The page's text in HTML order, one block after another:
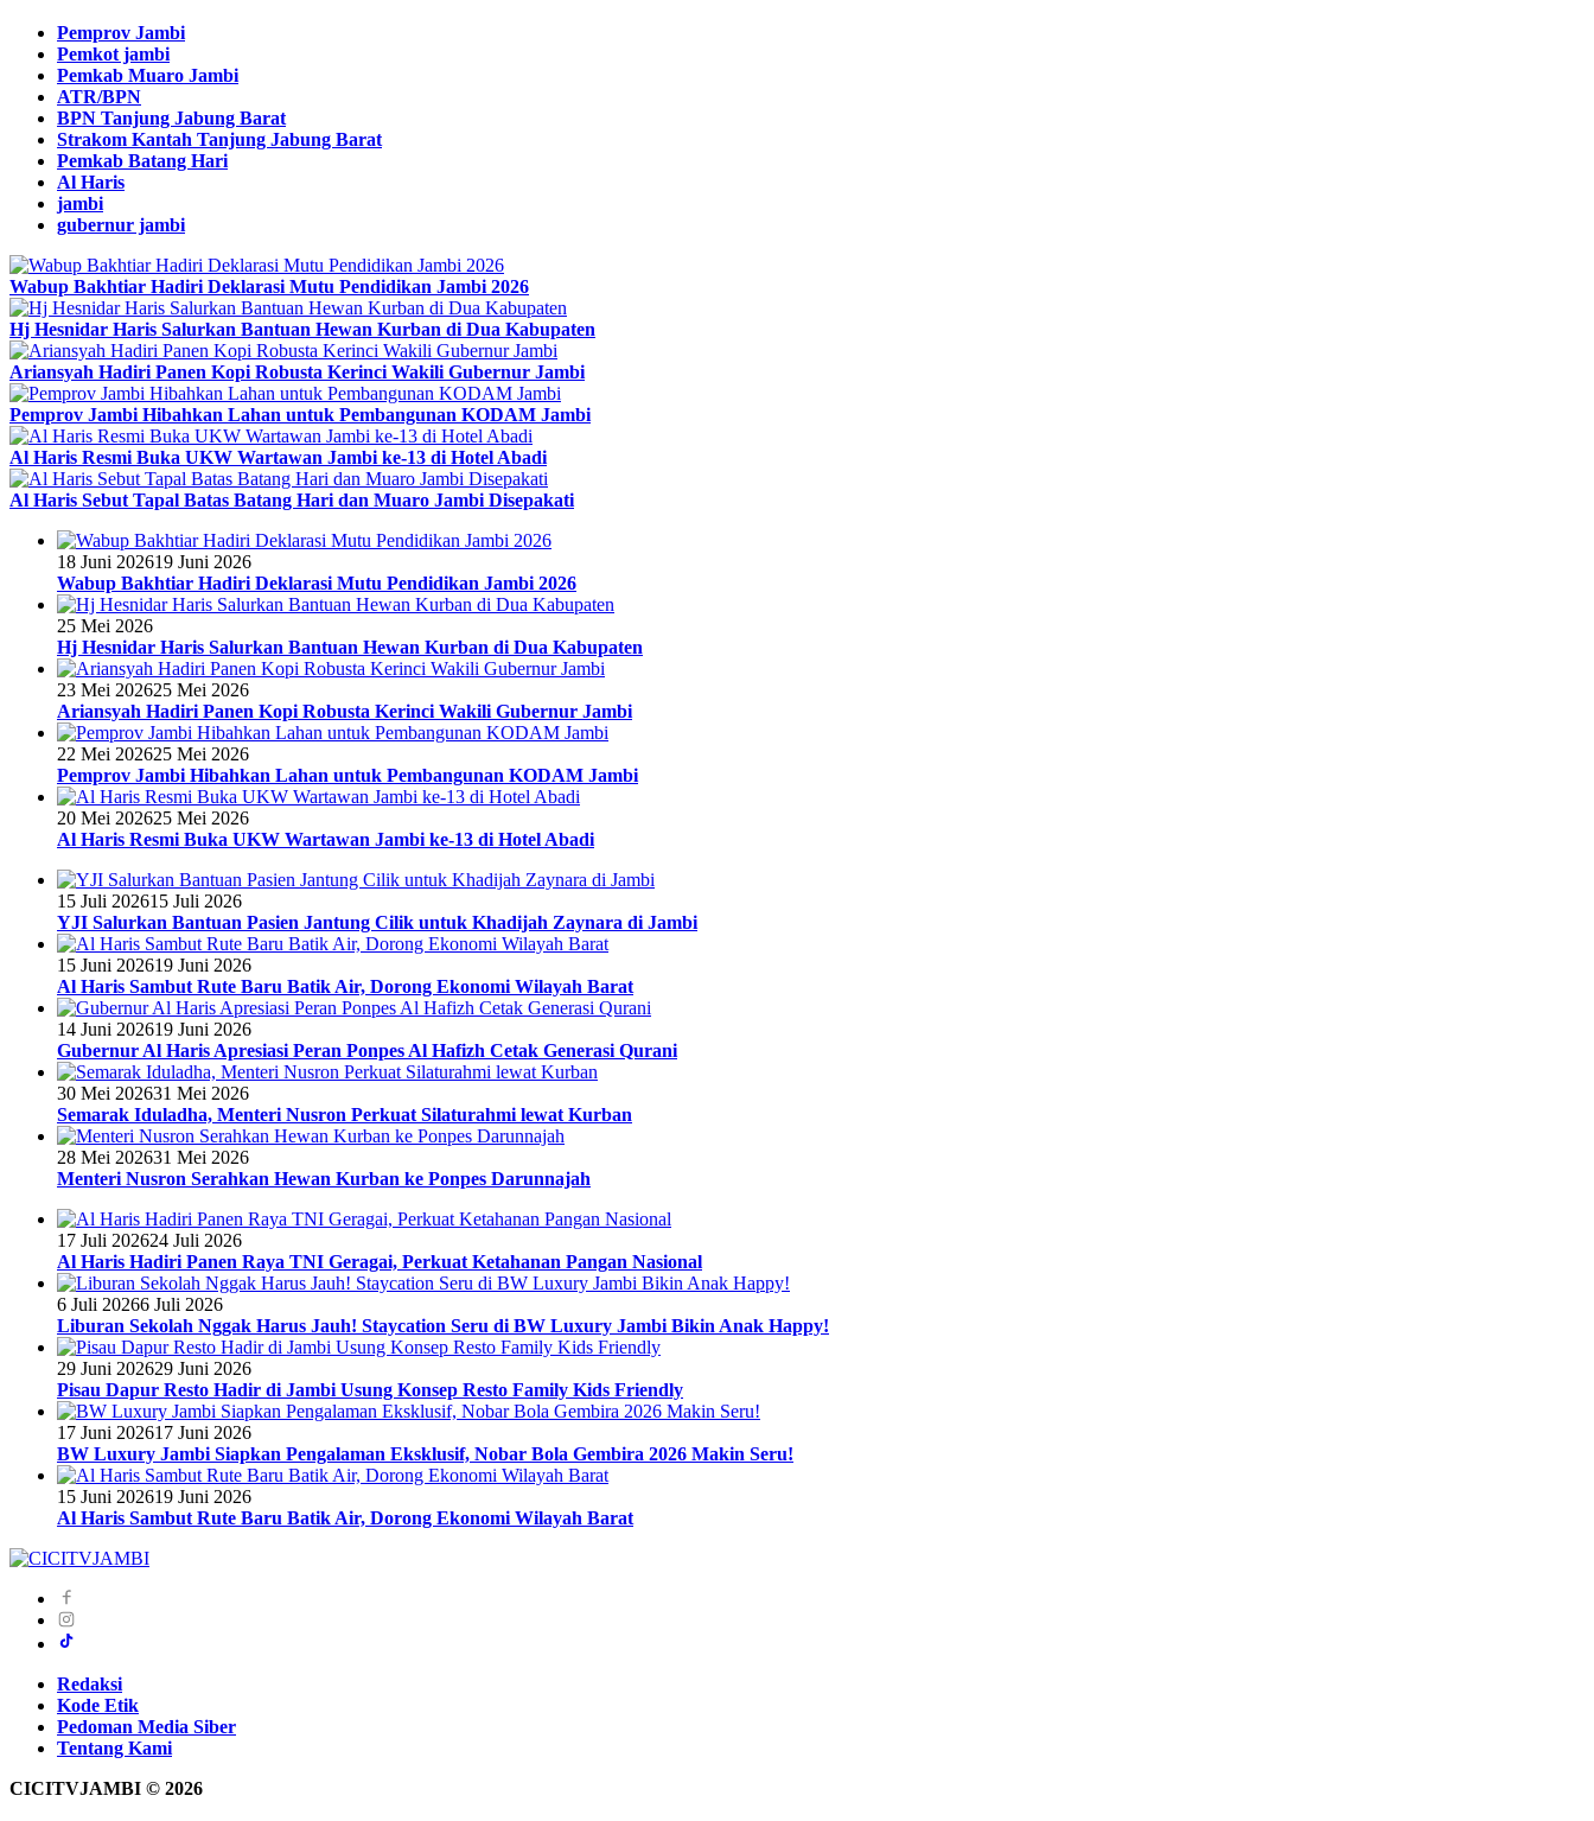
Pemprov Jambi
Pemkot jambi
Pemkab Muaro Jambi
ATR/BPN
BPN Tanjung Jabung Barat
Strakom Kantah Tanjung Jabung Barat
Pemkab Batang Hari
Al Haris
jambi
gubernur jambi
Wabup Bakhtiar Hadiri Deklarasi Mutu Pendidikan Jambi 2026
Hj Hesnidar Haris Salurkan Bantuan Hewan Kurban di Dua Kabupaten
Ariansyah Hadiri Panen Kopi Robusta Kerinci Wakili Gubernur Jambi
Pemprov Jambi Hibahkan Lahan untuk Pembangunan KODAM Jambi
Al Haris Resmi Buka UKW Wartawan Jambi ke-13 di Hotel Abadi
Al Haris Sebut Tapal Batas Batang Hari dan Muaro Jambi Disepakati
18 Juni 202619 Juni 2026
Wabup Bakhtiar Hadiri Deklarasi Mutu Pendidikan Jambi 2026
25 Mei 2026
Hj Hesnidar Haris Salurkan Bantuan Hewan Kurban di Dua Kabupaten
23 Mei 202625 Mei 2026
Ariansyah Hadiri Panen Kopi Robusta Kerinci Wakili Gubernur Jambi
22 Mei 202625 Mei 2026
Pemprov Jambi Hibahkan Lahan untuk Pembangunan KODAM Jambi
20 Mei 202625 Mei 2026
Al Haris Resmi Buka UKW Wartawan Jambi ke-13 di Hotel Abadi
15 Juli 202615 Juli 2026
YJI Salurkan Bantuan Pasien Jantung Cilik untuk Khadijah Zaynara di Jambi
15 Juni 202619 Juni 2026
Al Haris Sambut Rute Baru Batik Air, Dorong Ekonomi Wilayah Barat
14 Juni 202619 Juni 2026
Gubernur Al Haris Apresiasi Peran Ponpes Al Hafizh Cetak Generasi Qurani
30 Mei 202631 Mei 2026
Semarak Iduladha, Menteri Nusron Perkuat Silaturahmi lewat Kurban
28 Mei 202631 Mei 2026
Menteri Nusron Serahkan Hewan Kurban ke Ponpes Darunnajah
17 Juli 202624 Juli 2026
Al Haris Hadiri Panen Raya TNI Geragai, Perkuat Ketahanan Pangan Nasional
6 Juli 20266 Juli 2026
Liburan Sekolah Nggak Harus Jauh! Staycation Seru di BW Luxury Jambi Bikin Anak Happy!
29 Juni 202629 Juni 2026
Pisau Dapur Resto Hadir di Jambi Usung Konsep Resto Family Kids Friendly
17 Juni 202617 Juni 2026
BW Luxury Jambi Siapkan Pengalaman Eksklusif, Nobar Bola Gembira 2026 Makin Seru!
15 Juni 202619 Juni 2026
Al Haris Sambut Rute Baru Batik Air, Dorong Ekonomi Wilayah Barat
Redaksi
Kode Etik
Pedoman Media Siber
Tentang Kami
CICITVJAMBI © 2026